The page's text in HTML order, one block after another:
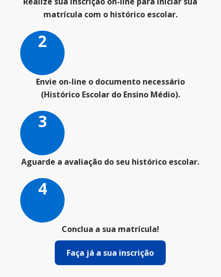
matrícula com o histórico escolar​.
2
Envie on-line o documento necessário
(Histórico Escolar​ do Ensino Médio).
3
Aguarde a avaliação do seu histórico escolar.
4
Conclua a sua matrícula!
Faça já a sua inscrição